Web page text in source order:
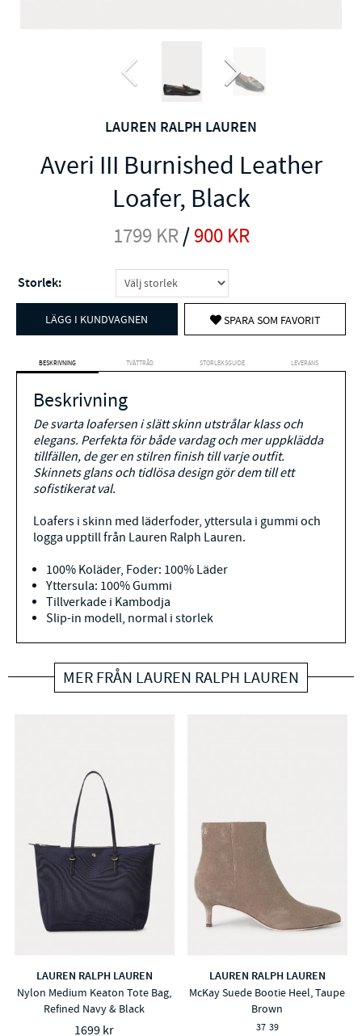
LAUREN RALPH LAUREN
Averi III Burnished Leather
Loafer, Black
1799 KR/900KR
Storlek:
LÄGG I KUNDVAGNEN SPARA SOM FAVORIT
BESKRIVNING TVÄTTRÅD STORLEKSGUIDE LEVERANS
Beskrivning
De svarta loafersen i slätt skinn utstrålar klass och
elegans. Perfekta för både vardag och mer uppklädda
tillfällen, de ger en stilren finish till varje outfit.
Skinnets glans och tidlösa design gör dem till ett
sofistikerat val.
Loafers i skinn med läderfoder, yttersula i gummi och
logga upptill från Lauren Ralph Lauren.
100% Koläder, Foder: 100% Läder
Yttersula: 100% Gummi
Tillverkade i Kambodja
Slip-in modell, normal i storlek
MER FRÅN LAUREN RALPH LAUREN
LAUREN RALPH LAUREN
Nylon Medium Keaton Tote Bag,
Refined Navy & Black
1699 kr
LAUREN RALPH LAUREN
McKay Suede Bootie Heel, Taupe
Brown
37 39